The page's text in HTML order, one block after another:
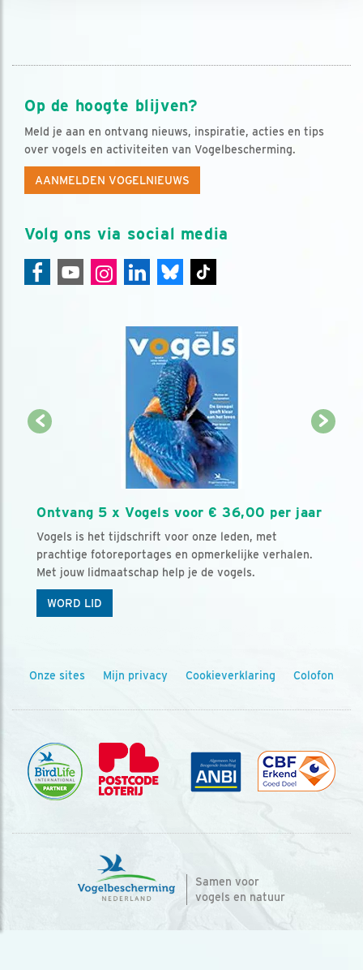
Op de hoogte blijven?
Meld je aan en ontvang nieuws, inspiratie, acties en tips
over vogels en activiteiten van Vogelbescherming.
AANMELDEN VOGELNIEUWS
Volg ons via social media
Ontvang 5 x Vogels voor € 36,00 per jaar
Vogels is het tijdschrift voor onze leden, met
prachtige fotoreportages en opmerkelijke verhalen.
Met jouw lidmaatschap help je de vogels.
WORD LID
Onze sites Mijn privacy Cookieverklaring Colofon
Samen voor
vogels en natuur